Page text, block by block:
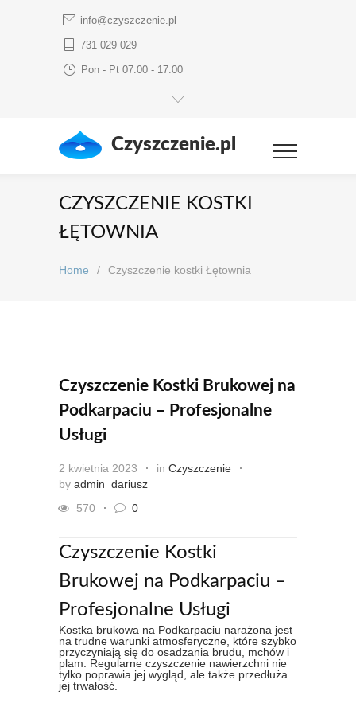
info@czyszczenie.pl
731 029 029
Pon - Pt 07:00 - 17:00
Czyszczenie.pl
CZYSZCZENIE KOSTKI
ŁĘTOWNIA
Home / Czyszczenie kostki Łętownia
Czyszczenie Kostki Brukowej na
Podkarpaciu – Profesjonalne
Usługi
2 kwietnia 2023 in Czyszczenie
by admin_dariusz
570
0
Czyszczenie Kostki
Brukowej na Podkarpaciu –
Profesjonalne Usługi
Kostka brukowa na Podkarpaciu narażona jest
na trudne warunki atmosferyczne, które szybko
przyczyniają się do osadzania brudu, mchów i
plam. Regularne czyszczenie nawierzchni nie
tylko poprawia jej wygląd, ale także przedłuża
jej trwałość.